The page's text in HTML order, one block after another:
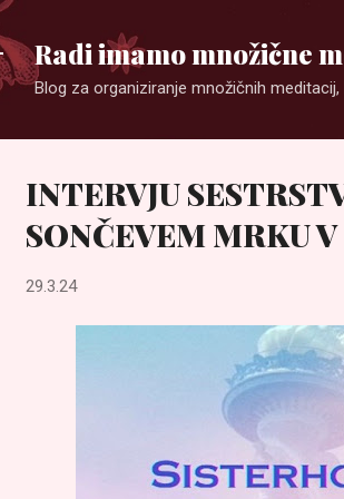
Radi imamo množične
Blog za organiziranje množičnih
INTERVJU
SONČEVEM MRKU
29.3.24